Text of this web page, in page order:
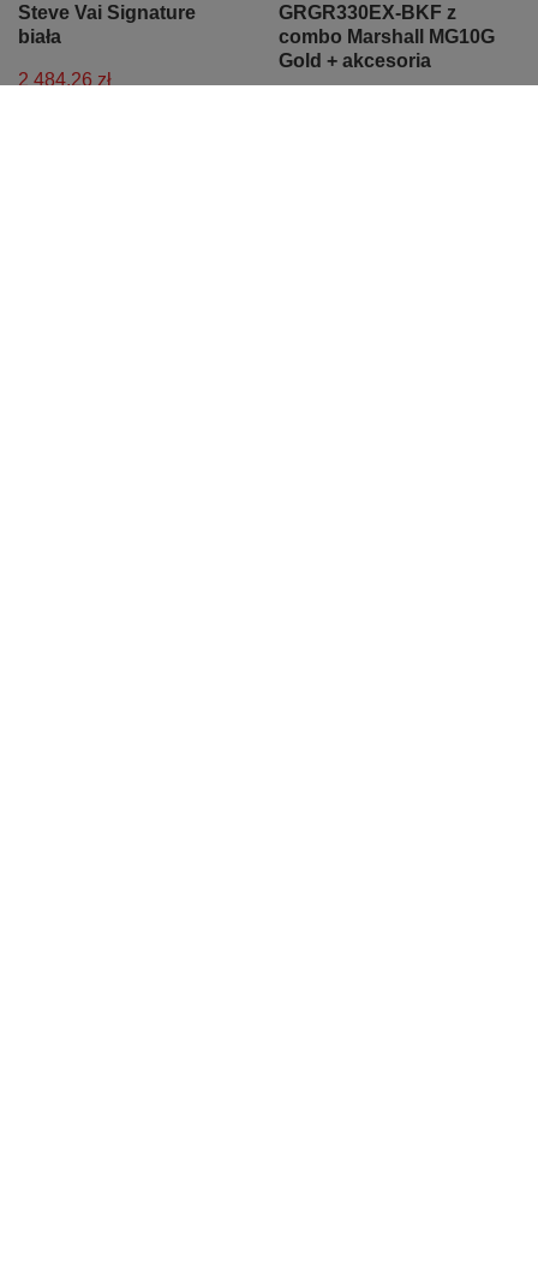
Steve Vai Signature
biała
2 484,26 zł
GRGR330EX-BKF z
combo Marshall MG10G
Gold + akcesoria